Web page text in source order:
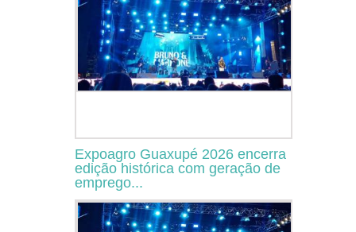
Expoagro Guaxupé 2026 encerra
edição histórica com geração de
emprego...